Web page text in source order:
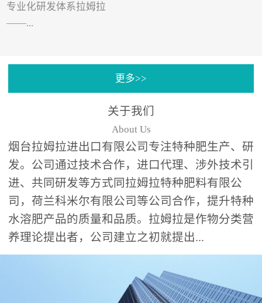
专业化研发体系拉姆拉
——...
分中心”的科研开发系统，
更多>>
关于我们
About Us
烟台拉姆拉进出口有限公司专注特种肥生产、研
发。公司通过技术合作，进口代理、涉外技术引
进、共同研发等方式同拉姆拉特种肥料有限公
司，荷兰科米尔有限公司等公司合作，提升特种
水溶肥产品的质量和品质。拉姆拉是作物分类营
养理论提出者，公司建立之初就提出...